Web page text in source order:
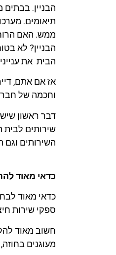
הבניין.
תיאומים.
ממש. האם
הבניין? לא
הבית את
אז אם אתם,
וחכמה של
דבר ראשון
שירותים
השירותים וגם
כדאי מאוד
כדאי מאוד
ספקי שירות
חשוב מאוד
מעוגנים